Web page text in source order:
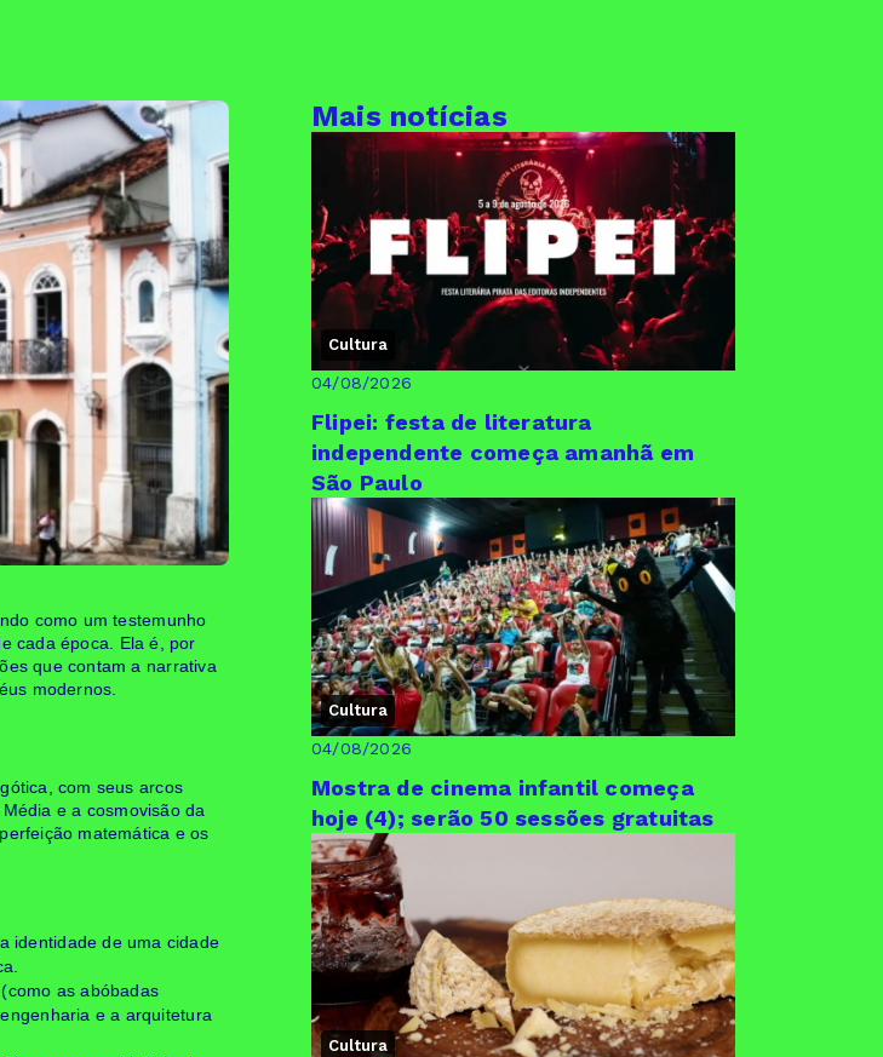
como um testemunho
cada época. Ela é, por
que contam a narrativa
modernos.
com seus arcos
e a cosmovisão da
matemática e os
identidade de uma cidade
as abóbadas
e a arquitetura
Mais notícias
Cultura
04/08/2026
Flipei: festa de literatura
independente começa amanhã em
São Paulo
Cultura
04/08/2026
Mostra de cinema infantil começa
hoje (4); serão 50 sessões gratuitas
Cultura